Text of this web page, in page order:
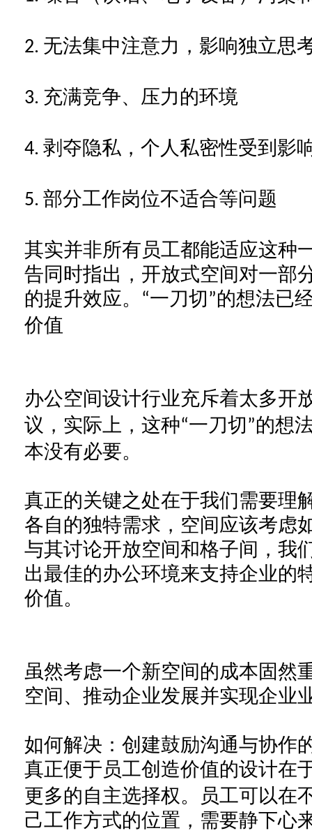
2. 无法集中注意力，影响独立思
3. 充满竞争、压力的环境
4. 剥夺隐私，个人私密性受到影
5. 部分工作岗位不适合等问题
其实并非所有员工都能适应这种
告同时指出，开放式空间对一部
的提升效应。
“一刀切”的想法已
价值
办公空间设计行业充斥着太多开
议，实际上，这种“一刀切”的想
本没有必要。
真正的关键之处在于我们需要理
各自的独特需求，空间应该考虑
与其讨论开放空间和格子间，我
出最佳的办公环境来支持企业的
价值。
虽然考虑一个新空间的成本固然
空间、推动企业发展并实现企业
如何解决：创建鼓励沟通与协作
真正便于员工创造价值的设计在
更多的自主选择权。员工可以在
己工作方式的位置，需要静下心